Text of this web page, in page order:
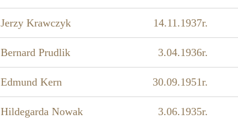
Jerzy Krawczyk 14.11.1937r.
Bernard Prudlik 3.04.1936r.
Edmund Kern 30.09.1951r.
Hildegarda Nowak 3.06.1935r.